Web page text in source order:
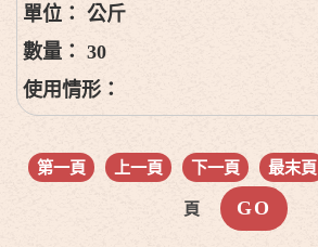
公斤
30
第一頁 上一頁 下一頁 最末頁
頁